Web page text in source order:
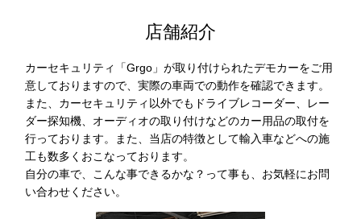
店舗紹介
カーセキュリティ「Grgo」が取り付けられたデモカーをご用
意しておりますので、実際の車両での動作を確認できます。
また、カーセキュリティ以外でもドライブレコーダー、レー
ダー探知機、オーディオの取り付けなどのカー用品の取付を
行っております。また、当店の特徴として輸入車などへの施
工も数多くおこなっております。
自分の車で、こんな事できるかな？って事も、お気軽にお問
い合わせください。